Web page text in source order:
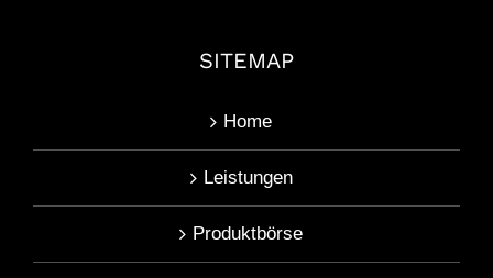
SITEMAP
Home
Leistungen
Produktbörse